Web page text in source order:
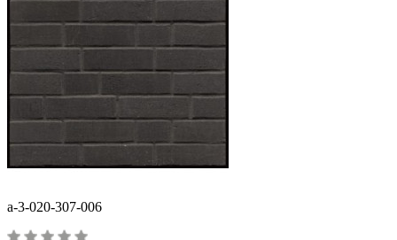
a-3-020-307-006